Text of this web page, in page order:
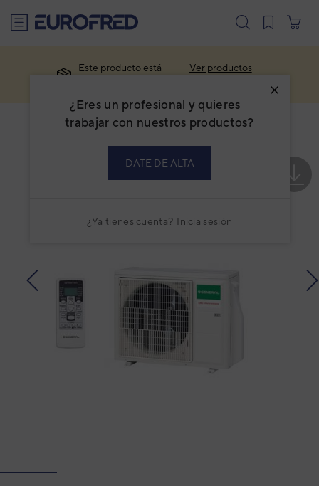
¿Eres un profesional y quieres
trabajar con nuestros productos?
DATE DE ALTA
¿Ya tienes cuenta? Inicia sesión
Este producto está
Ver productos